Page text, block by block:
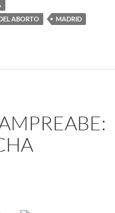
ABORTO
MADRID